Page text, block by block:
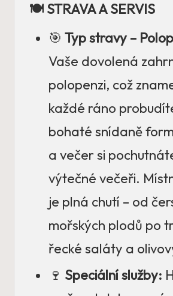
🍽️ STRAVA A SERVIS
🎯 Typ stravy –
Vaše dovolená
polopenzi, což
každé ráno
bohaté snídaně
a večer si
výtečné večeři.
je plná chutí – od
mořských plodů po
řecké saláty a
🍷 Speciální služby: